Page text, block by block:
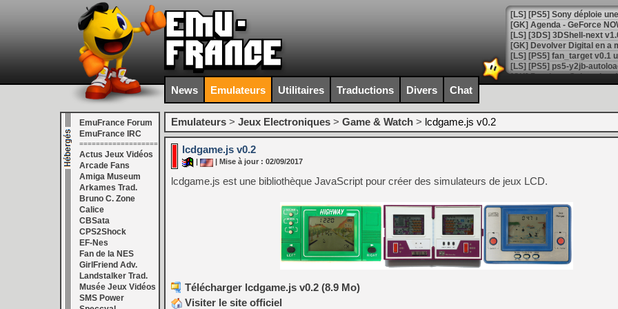
[GK] Agenda - GeForce
[GK] Devolver Digital en a
[LS] [PS5] ps5-y2jb-
[GK] Pourquoi Marvel
[GK] Test : Restory : Chill
[GK] GTA 6 : Rockstar
[GK] Hot Wheels Infinite
[GK] Mémoire cash -
[GK] Résultats Nintendo :
[GK] Déjà des
[Mo5] Brickboy cherche à
[GK] Minecraft et ses «
[GK] Beast of
[GK] Ubisoft : fin de partie
[GK] Mémoire cash -
[GK] Dan Houser (GTA)
[GK] Comment EA Sports
[GK] Crimson Moon : un
[GK] Isle of Reveries : le
[GK] Moonlighter 2 : The
[GK] Capcom relance
News Emulateurs Utilitaires Traductions Divers Chat
EmuFrance Forum
EmuFrance IRC
===================
Actus Jeux Vidéos
Arcade Fans
Amiga Museum
Arkames Trad.
Bruno C. Zone
Calice
CBSata
CPS2Shock
EF-Nes
Fan de la NES
GirlFriend Adv.
Landstalker Trad.
Musée Jeux Vidéos
SMS Power
Emulateurs > Jeux Electroniques > Game & Watch > lcdgame.js v0.2
lcdgame.js v0.2
| Mise à jour : 02/09/2017
lcdgame.js est une bibliothèque JavaScript pour créer des simulateurs de jeux LCD.
Télécharger lcdgame.js v0.2 (8.9 Mo)
Visiter le site officiel